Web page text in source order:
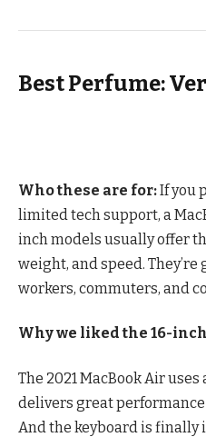
Best Perfume:
Who these are for:If you
limited tech support, a
inch models usually offer
weight, and speed.
workers, commuters, and
Why we liked the 16-
The 2021 MacBook Air
delivers great
And the keyboard is